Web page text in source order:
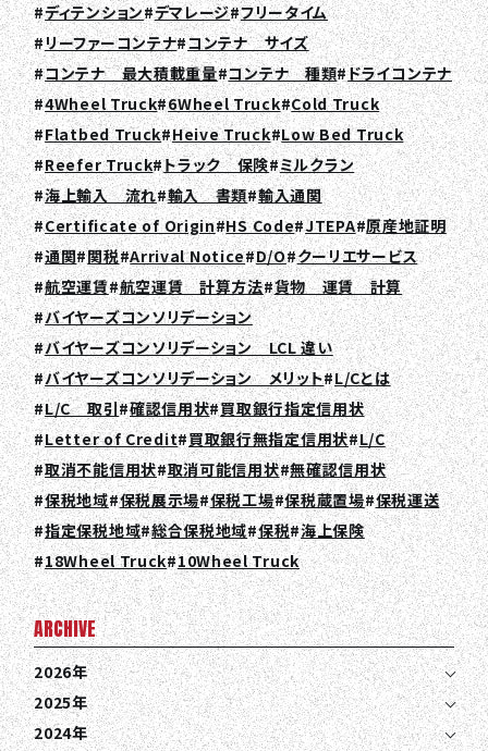
TOP
ABOUT HPS Value
SERVICES
COMPANY
RECRUIT
COLUMN
NEWS
CONTACT
EN JA TH
ディテンション デマレージ フリータイム
リーファーコンテナ コンテナ サイズ
コンテナ 最大積載重量 コンテナ 種類 ドライコンテナ
4Wheel Truck 6Wheel Truck Cold Truck
Flatbed Truck Heive Truck Low Bed Truck
Reefer Truck トラック 保険 ミルクラン
海上輸入 流れ 輸入 書類 輸入通関
Certificate of Origin HS Code JTEPA 原産地証明
通関 関税 Arrival Notice D/O クーリエサービス
航空運賃 航空運賃 計算方法 貨物 運賃 計算
バイヤーズコンソリデーション
バイヤーズコンソリデーション LCL 違い
バイヤーズコンソリデーション メリット L/Cとは
L/C 取引 確認信用状 買取銀行指定信用状
Letter of Credit 買取銀行無指定信用状 L/C
取消不能信用状 取消可能信用状 無確認信用状
保税地域 保税展示場 保税工場 保税蔵置場 保税運送
指定保税地域 総合保税地域 保税 海上保険
18Wheel Truck 10Wheel Truck
ARCHIVE
2026年
2025年
2024年